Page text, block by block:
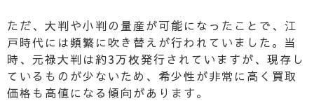
ただ、大判や小判の量産が可能になったことで、江
戸時代には頻繁に吹き替えが行われていました。当
時、元禄大判は約3万枚発行されていますが、現存し
ているものが少ないため、希少性が非常に高く買取
価格も高値になる傾向があります。